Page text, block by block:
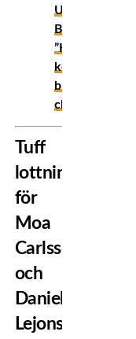
UFC
Baku:
”Han
kommer
bli
chockad”
Tuff
lottningar
för
Moa
Carlsson
och
Daniel
Lejonstad